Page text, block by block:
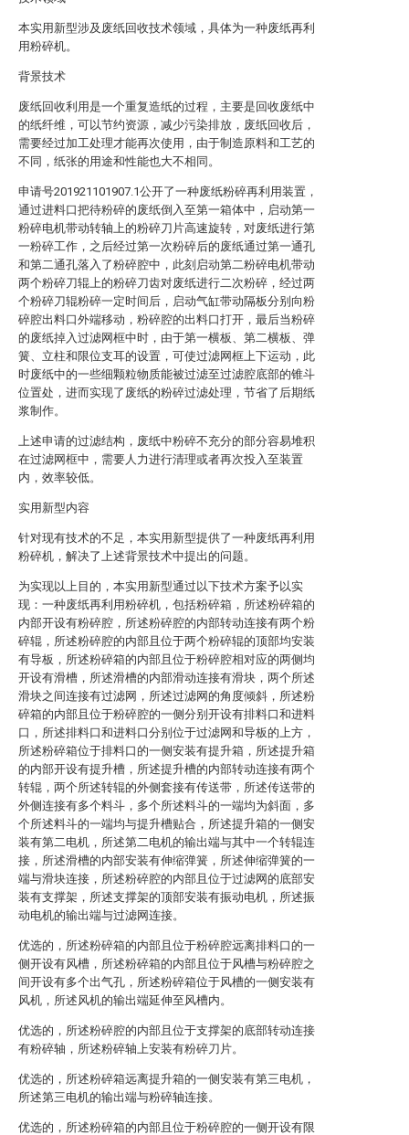
本实用新型涉及废纸回收技术领域，具体为一种废纸再利
用粉碎机。
背景技术
废纸回收利用是一个重复造纸的过程，主要是回收废纸中
的纸纤维，可以节约资源，减少污染排放，废纸回收后，
需要经过加工处理才能再次使用，由于制造原料和工艺的
不同，纸张的用途和性能也大不相同。
申请号201921101907.1公开了一种废纸粉碎再利用装置，
通过进料口把待粉碎的废纸倒入至第一箱体中，启动第一
粉碎电机带动转轴上的粉碎刀片高速旋转，对废纸进行第
一粉碎工作，之后经过第一次粉碎后的废纸通过第一通孔
和第二通孔落入了粉碎腔中，此刻启动第二粉碎电机带动
两个粉碎刀辊上的粉碎刀齿对废纸进行二次粉碎，经过两
个粉碎刀辊粉碎一定时间后，启动气缸带动隔板分别向粉
碎腔出料口外端移动，粉碎腔的出料口打开，最后当粉碎
的废纸掉入过滤网框中时，由于第一横板、第二横板、弹
簧、立柱和限位支耳的设置，可使过滤网框上下运动，此
时废纸中的一些细颗粒物质能被过滤至过滤腔底部的锥斗
位置处，进而实现了废纸的粉碎过滤处理，节省了后期纸
浆制作。
上述申请的过滤结构，废纸中粉碎不充分的部分容易堆积
在过滤网框中，需要人力进行清理或者再次投入至装置
内，效率较低。
实用新型内容
针对现有技术的不足，本实用新型提供了一种废纸再利用
粉碎机，解决了上述背景技术中提出的问题。
为实现以上目的，本实用新型通过以下技术方案予以实
现：一种废纸再利用粉碎机，包括粉碎箱，所述粉碎箱的
内部开设有粉碎腔，所述粉碎腔的内部转动连接有两个粉
碎辊，所述粉碎腔的内部且位于两个粉碎辊的顶部均安装
有导板，所述粉碎箱的内部且位于粉碎腔相对应的两侧均
开设有滑槽，所述滑槽的内部滑动连接有滑块，两个所述
滑块之间连接有过滤网，所述过滤网的角度倾斜，所述粉
碎箱的内部且位于粉碎腔的一侧分别开设有排料口和进料
口，所述排料口和进料口分别位于过滤网和导板的上方，
所述粉碎箱位于排料口的一侧安装有提升箱，所述提升箱
的内部开设有提升槽，所述提升槽的内部转动连接有两个
转辊，两个所述转辊的外侧套接有传送带，所述传送带的
外侧连接有多个料斗，多个所述料斗的一端均为斜面，多
个所述料斗的一端均与提升槽贴合，所述提升箱的一侧安
装有第二电机，所述第二电机的输出端与其中一个转辊连
接，所述滑槽的内部安装有伸缩弹簧，所述伸缩弹簧的一
端与滑块连接，所述粉碎腔的内部且位于过滤网的底部安
装有支撑架，所述支撑架的顶部安装有振动电机，所述振
动电机的输出端与过滤网连接。
优选的，所述粉碎箱的内部且位于粉碎腔远离排料口的一
侧开设有风槽，所述粉碎箱的内部且位于风槽与粉碎腔之
间开设有多个出气孔，所述粉碎箱位于风槽的一侧安装有
风机，所述风机的输出端延伸至风槽内。
优选的，所述粉碎腔的内部且位于支撑架的底部转动连接
有粉碎轴，所述粉碎轴上安装有粉碎刀片。
优选的，所述粉碎箱远离提升箱的一侧安装有第三电机，
所述第三电机的输出端与粉碎轴连接。
优选的，所述粉碎箱的内部且位于粉碎腔的一侧开设有限